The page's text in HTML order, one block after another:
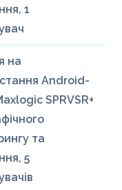
1
на
Android-
SPRVSR+
та
5